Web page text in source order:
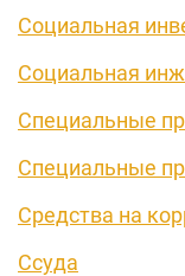
Социальная
Социальная
Специальные
Специальные
Средства на
Ссуда